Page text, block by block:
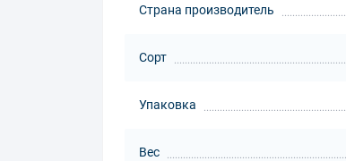
Страна производитель
Сорт
Упаковка
Вес